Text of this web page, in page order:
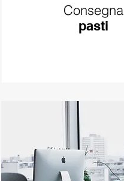
Consegna
pasti